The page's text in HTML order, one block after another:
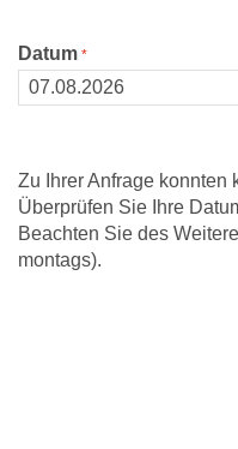
Datum
Zu Ihrer Anfrage konnten
Überprüfen Sie Ihre
Beachten Sie des
montags).